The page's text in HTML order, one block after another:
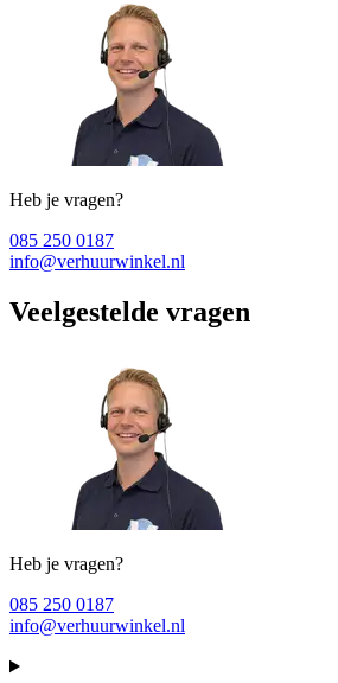
Heb je vragen?
085 250 0187
info@verhuurwinkel.nl
Veelgestelde vragen
Heb je vragen?
085 250 0187
info@verhuurwinkel.nl